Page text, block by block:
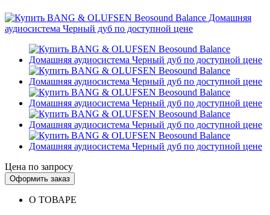
Цена по запросу
Оформить заказ
О ТОВАРЕ